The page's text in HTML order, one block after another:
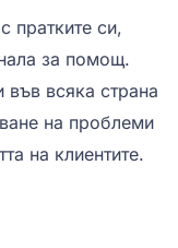
пратките си,
за помощ.
във всяка страна
на проблеми
на клиентите.